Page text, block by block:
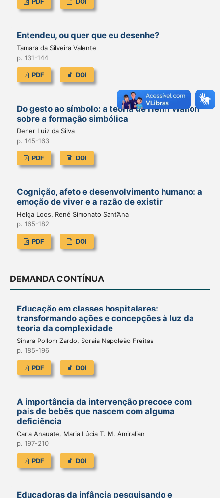
Entendeu, ou quer que eu desenhe?
Tamara da Silveira Valente
p. 131-144
PDF DOI
Do gesto ao símbolo: a teoria de Henri Wallon
sobre a formação simbólica
Dener Luiz da Silva
p. 145-163
PDF DOI
Cognição, afeto e desenvolvimento humano: a
emoção de viver e a razão de existir
Helga Loos, René Simonato Sant’Ana
p. 165-182
PDF DOI
DEMANDA CONTÍNUA
Educação em classes hospitalares:
transformando ações e concepções à luz da
teoria da complexidade
Sinara Pollom Zardo, Soraia Napoleão Freitas
p. 185-196
PDF DOI
A importância da intervenção precoce com
pais de bebês que nascem com alguma
deficiência
Carla Anauate, Maria Lúcia T. M. Amiralian
p. 197-210
PDF DOI
Educadoras da infância pesquisando e